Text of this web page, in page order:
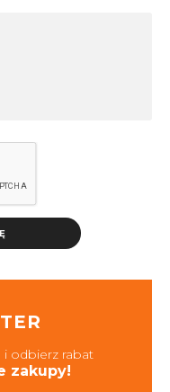
i odbierz rabat
zakupy!